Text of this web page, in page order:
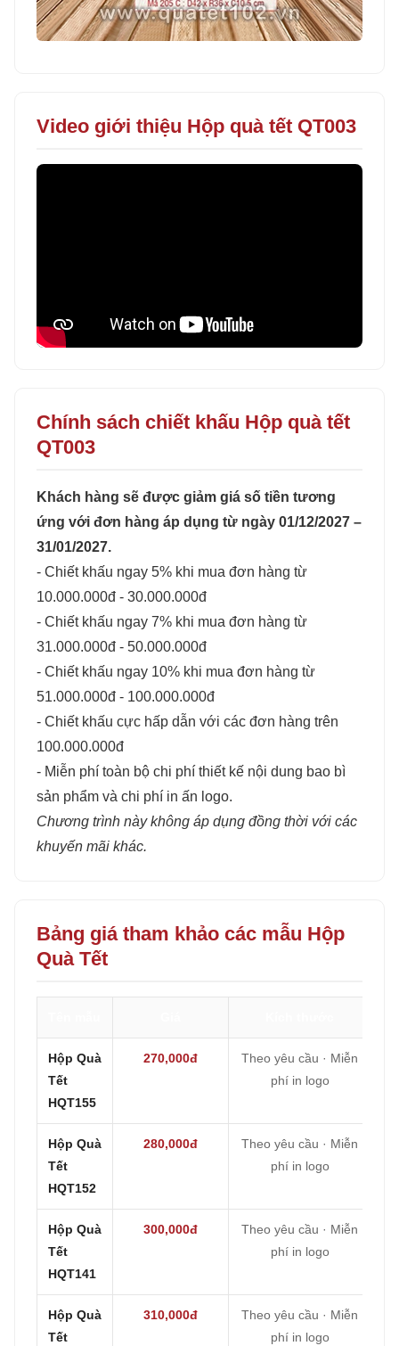
Video giới thiệu Hộp quà tết QT003
Chính sách chiết khấu Hộp quà tết
QT003
Khách hàng sẽ được giảm giá số tiền tương
ứng với đơn hàng áp dụng từ ngày 01/12/2027 –
31/01/2027.
- Chiết khấu ngay 5% khi mua đơn hàng từ
10.000.000đ - 30.000.000đ
- Chiết khấu ngay 7% khi mua đơn hàng từ
31.000.000đ - 50.000.000đ
- Chiết khấu ngay 10% khi mua đơn hàng từ
51.000.000đ - 100.000.000đ
- Chiết khấu cực hấp dẫn với các đơn hàng trên
100.000.000đ
- Miễn phí toàn bộ chi phí thiết kế nội dung bao bì
sản phẩm và chi phí in ấn logo.
Chương trình này không áp dụng đồng thời với các
khuyến mãi khác.
Bảng giá tham khảo các mẫu Hộp
Quà Tết
Hộp Quà
Tết
HQT155
270,000đ
Theo yêu cầu · Miễn
phí in logo
Hộp Quà
Tết
HQT152
280,000đ
Theo yêu cầu · Miễn
phí in logo
Hộp Quà
Tết
HQT141
300,000đ
Theo yêu cầu · Miễn
phí in logo
Hộp Quà
Tết
310,000đ
Theo yêu cầu · Miễn
phí in logo